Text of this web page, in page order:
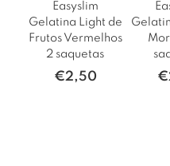
Easyslim
Gelatina Light de
Frutos Vermelhos
2 saquetas
€2,50 €